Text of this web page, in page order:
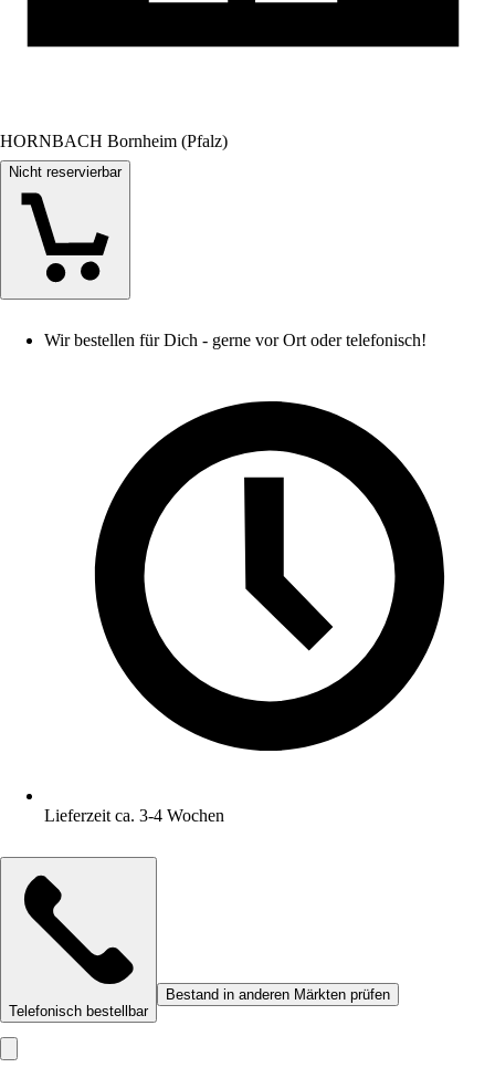
HORNBACH Bornheim (Pfalz)
Nicht reservierbar
Wir bestellen für Dich - gerne vor Ort oder telefonisch!
Lieferzeit ca. 3-4 Wochen
Telefonisch bestellbar
Bestand in anderen Märkten prüfen